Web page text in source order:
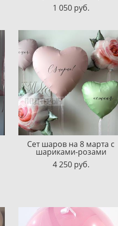
1 050 pуб.
Сет шаров на 8 марта с
шариками-розами
4 250 pуб.